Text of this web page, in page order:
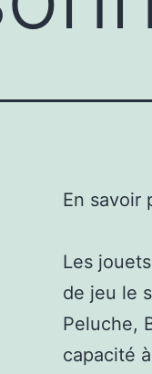
En savoir
Les
de jeu le
Peluche,
capacité